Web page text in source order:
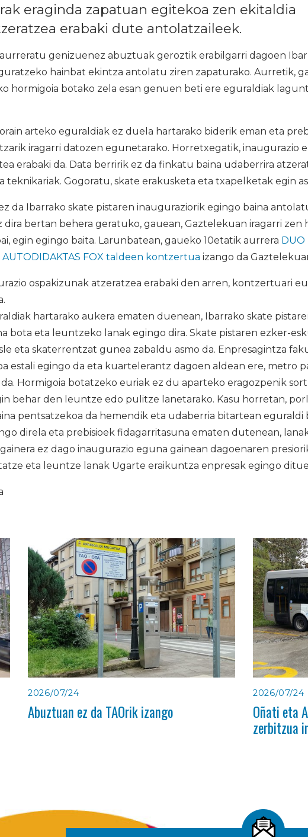
eraginda zapatuan egitekoa zen ekitaldia
erabaki dute antolatzaileek.
aurreratu genizuenez abuztuak geroztik erabilgarri dagoen
hainbat ekintza antolatu ziren zapaturako. Aurretik,
hormigoia botako zela esan genuen beti ere eguraldiak
arteko eguraldiak ez duela hartarako biderik eman eta
iragarri datozen egunetarako. Horretxegatik, inaugurazio
erabaki da. Data berririk ez da finkatu baina udaberrira
teknikariak. Gogoratu, skate erakusketa eta txapelketak egin
da Ibarrako skate pistaren inauguraziorik egingo baina
bertan behera geratuko, gauean, Gaztelekuan iragarri zen
egin egingo baita. Larunbatean, gaueko 10etatik aurrera DUO
AUTODIDAKTAS FOX taldeen kontzertua izango da
ospakizunak atzeratzea erabaki den arren, kontzertuari
hartarako aukera ematen duenean, Ibarrako skate
bota eta leuntzeko lanak egingo dira. Skate pistaren ezker-
eta skaterrentzat gunea zabaldu asmo da. Enpresagintza
estali egingo da eta kuartelerantz dagoen aldean ere, metro
Hormigoia botatzeko euriak ez du aparteko eragozpenik
behar den leuntze edo pulitze lanetarako. Kasu horretan,
pentsatzekoa da hemendik eta udaberria bitartean eguraldi
direla eta prebisioek fidagarritasuna ematen dutenean,
ez dago inaugurazio eguna gainean dagoenaren
eta leuntze lanak Ugarte eraikuntza enpresak egingo
2026/07/24
Abuztuan ez da TAOrik izango
2026/07/24
Oñati eta
zerbitzua